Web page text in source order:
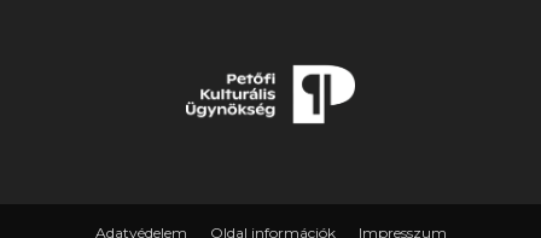
Adatvédelem Oldal információk Impresszum